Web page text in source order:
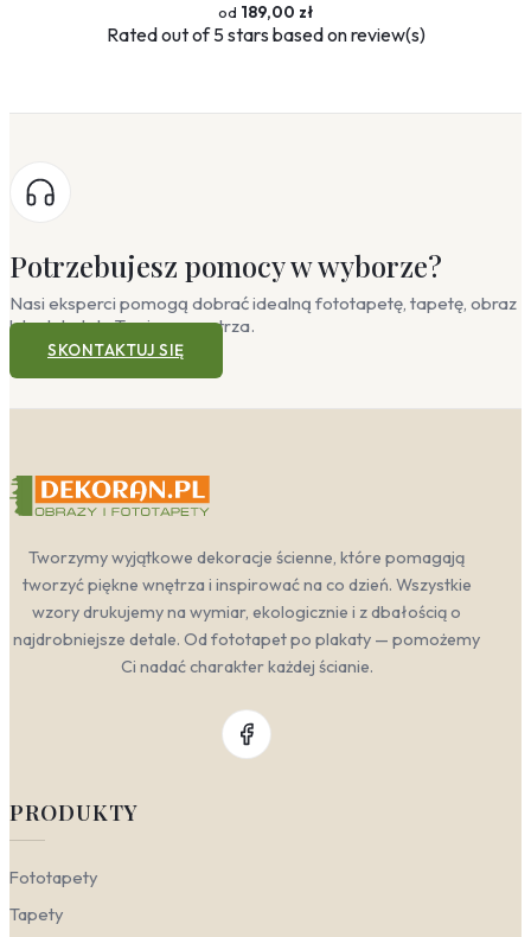
189,00 zł
Ratedout of 5 stars based onreview(s)
Potrzebujesz pomocy w wyborze?
Nasi eksperci pomogą dobrać idealną fototapetę, tapetę, obraz
lub plakat do Twojego wnętrza.
SKONTAKTUJ SIĘ
Tworzymy wyjątkowe dekoracje ścienne, które pomagają
tworzyć piękne wnętrza i inspirować na co dzień. Wszystkie
wzory drukujemy na wymiar, ekologicznie i z dbałością o
najdrobniejsze detale. Od fototapet po plakaty — pomożemy
Ci nadać charakter każdej ścianie.
PRODUKTY
Fototapety
Tapety